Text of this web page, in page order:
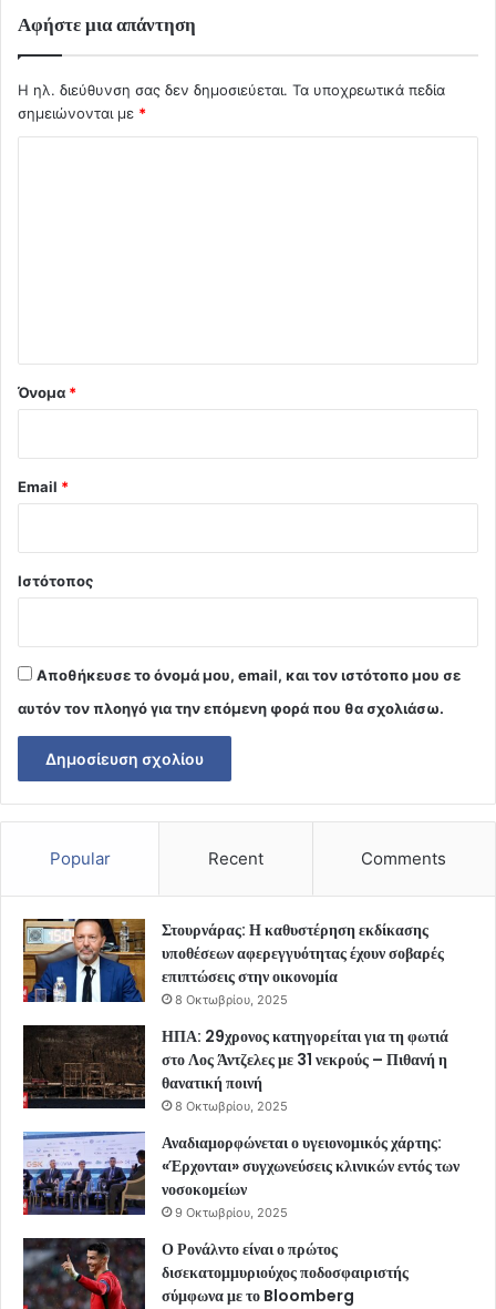
Αφήστε μια απάντηση
Η ηλ. διεύθυνση σας δεν δημοσιεύεται. Τα υποχρεωτικά πεδία
σημειώνονται με *
Όνομα *
Email *
Ιστότοπος
Αποθήκευσε το όνομά μου, email, και τον ιστότοπο μου σε
αυτόν τον πλοηγό για την επόμενη φορά που θα σχολιάσω.
Popular Recent Comments
Στουρνάρας: Η καθυστέρηση εκδίκασης
υποθέσεων αφερεγγυότητας έχουν σοβαρές
επιπτώσεις στην οικονομία
8 Οκτωβρίου, 2025
ΗΠΑ: 29χρονος κατηγορείται για τη φωτιά
στο Λος Άντζελες με 31 νεκρούς – Πιθανή η
θανατική ποινή
8 Οκτωβρίου, 2025
Αναδιαμορφώνεται ο υγειονομικός χάρτης:
«Έρχονται» συγχωνεύσεις κλινικών εντός των
νοσοκομείων
9 Οκτωβρίου, 2025
Ο Ρονάλντο είναι ο πρώτος
δισεκατομμυριούχος ποδοσφαιριστής
σύμφωνα με το Bloomberg